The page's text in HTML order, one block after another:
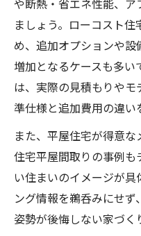
や断熱・省エネ性能、
ましょう。ローコスト
め、追加オプションや
増加となるケースも多い
は、実際の見積もりや
準仕様と追加費用の違い
また、平屋住宅が得意
住宅平屋間取りの事例も
い住まいのイメージが
ング情報を鵜呑みにせ
姿勢が後悔しない家づく